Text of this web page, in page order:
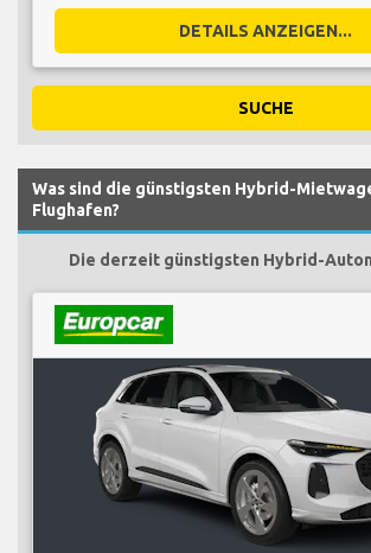
DETAILS ANZEIGEN...
SUCHE
Was sind die günstigsten Hybrid-
Flughafen?
Die derzeit günstigsten Hybrid-